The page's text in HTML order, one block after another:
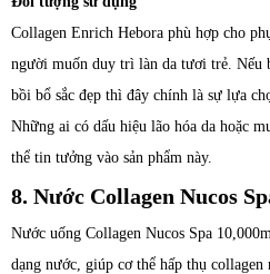
Collagen Enrich Hebora phù hợp cho
người muốn duy trì làn da tươi trẻ. Nếu
bồi bổ sắc đẹp thì đây chính là sự lựa
Những ai có dấu hiệu lão hóa da hoặc
thể tin tưởng vào sản phẩm này.
8. Nước Collagen Nucos
Nước uống Collagen Nucos Spa
dạng nước, giúp cơ thể hấp thụ collagen